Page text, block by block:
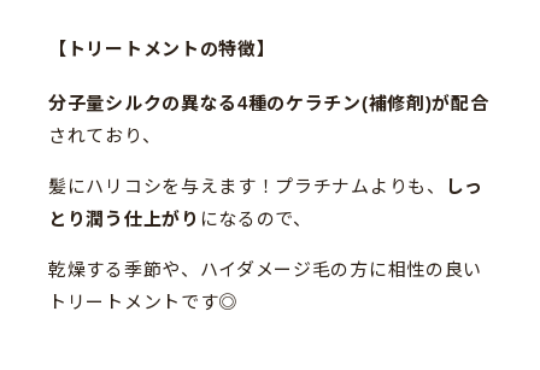
【トリートメントの特徴】
分子量シルクの異なる4種のケラチン(補修剤)が配合
されており、
髪にハリコシを与えます！プラチナムよりも、
しっ
とり潤う仕上がり になるので、
乾燥する季節や、ハイダメージ毛の方に相性の良い
トリートメントです◎